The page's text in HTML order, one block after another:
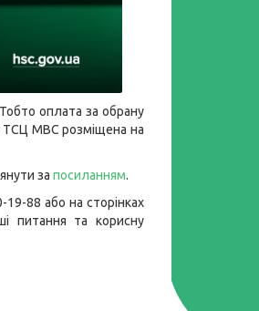
оплата за обрану
ТСЦ МВС розміщена на
за посиланням.
88 або на сторінках
питання та корисну